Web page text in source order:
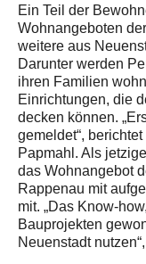
Ein Teil der
Wohnangeboten
weitere aus
Darunter werden
ihren Familien
Einrichtungen, die
decken können.
gemeldet“,
Papmahl. Als
das Wohnangebot
Rappenau mit
mit. „Das Know-
Bauprojekten
Neuenstadt